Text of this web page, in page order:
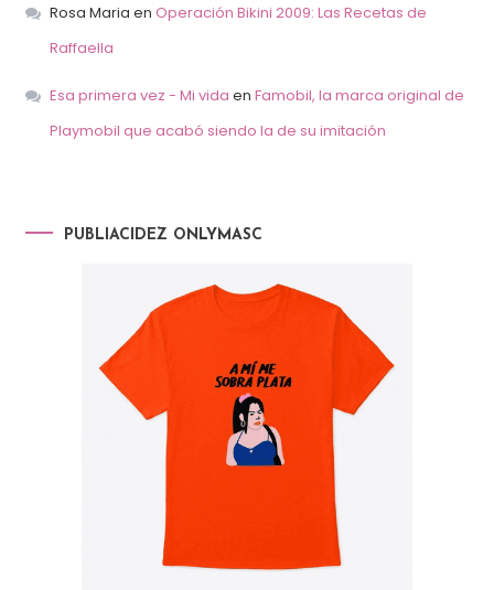
Rosa Maria en Operación Bikini 2009: Las Recetas de
Raffaella
Esa primera vez - Mi vida en Famobil, la marca original de
Playmobil que acabó siendo la de su imitación
PUBLIACIDEZ ONLYMASC